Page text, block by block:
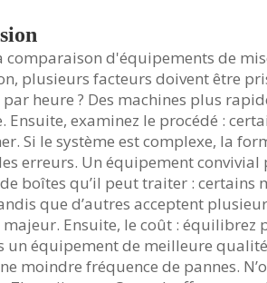
comparaison d'équipements de
plusieurs facteurs doivent être
heure ? Des machines plus
Ensuite, examinez le procédé :
Si le système est complexe, la
erreurs. Un équipement
boîtes qu’il peut traiter : certains
que d’autres acceptent
majeur. Ensuite, le coût :
un équipement de meilleure
moindre fréquence de pannes.